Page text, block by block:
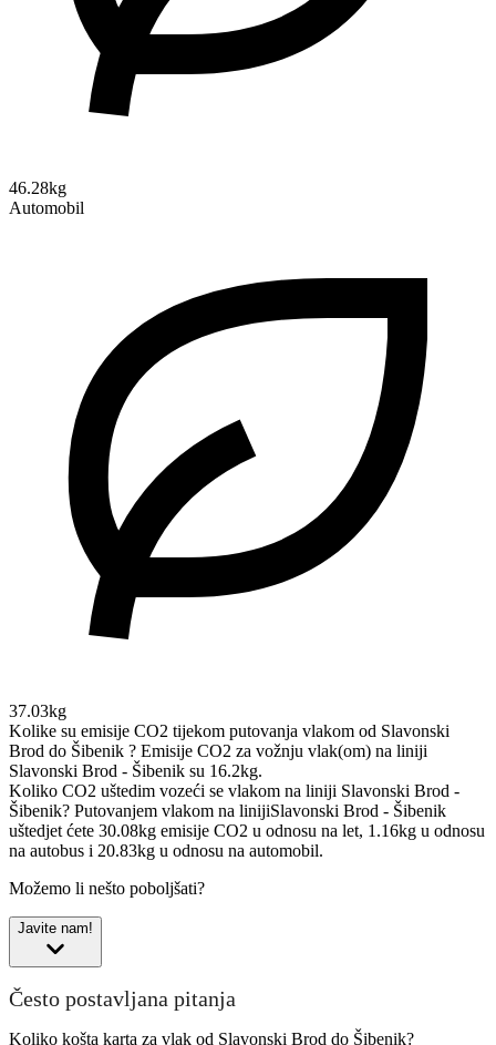
46.28kg
Automobil
37.03kg
Kolike su emisije CO2 tijekom putovanja vlakom od Slavonski
Brod do Šibenik ? Emisije CO2 za vožnju vlak(om) na liniji
Slavonski Brod - Šibenik su 16.2kg.
Koliko CO2 uštedim vozeći se vlakom na liniji Slavonski Brod -
Šibenik? Putovanjem vlakom na linijiSlavonski Brod - Šibenik
uštedjet ćete 30.08kg emisije CO2 u odnosu na let, 1.16kg u odnosu
na autobus i 20.83kg u odnosu na automobil.
Možemo li nešto poboljšati?
Javite nam!
Često postavljana pitanja
Koliko košta karta za vlak od Slavonski Brod do Šibenik?